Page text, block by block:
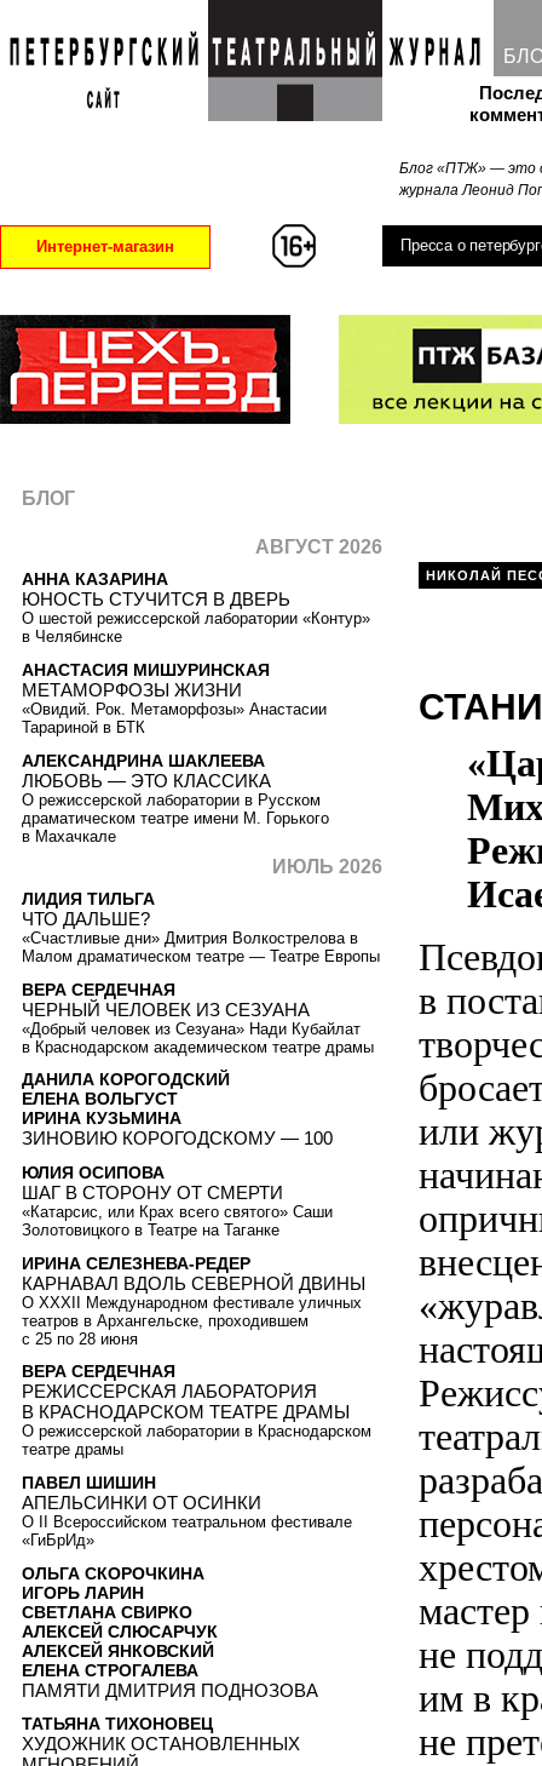
Блог «ПТЖ» — это
журнала Леонид
Интернет-магазин Пресса о
НИКОЛАЙ
в
или
мастер
не
им в
не
БЛОГ
АВГУСТ 2026
АННА КАЗАРИНА
ЮНОСТЬ СТУЧИТСЯ В ДВЕРЬ
О шестой режиссерской лаборатории «Контур»
в Челябинске
АНАСТАСИЯ МИШУРИНСКАЯ
МЕТАМОРФОЗЫ ЖИЗНИ
«Овидий. Рок. Метаморфозы» Анастасии
Тарариной в БТК
АЛЕКСАНДРИНА ШАКЛЕЕВА
ЛЮБОВЬ — ЭТО КЛАССИКА
О режиссерской лаборатории в Русском
драматическом театре имени М. Горького
в Махачкале
ИЮЛЬ 2026
ЛИДИЯ ТИЛЬГА
ЧТО ДАЛЬШЕ?
«Счастливые дни» Дмитрия Волкострелова в
Малом драматическом театре — Театре Европы
ВЕРА СЕРДЕЧНАЯ
ЧЕРНЫЙ ЧЕЛОВЕК ИЗ СЕЗУАНА
«Добрый человек из Сезуана» Нади Кубайлат
в Краснодарском академическом театре драмы
ДАНИЛА КОРОГОДСКИЙ
ЕЛЕНА ВОЛЬГУСТ
ИРИНА КУЗЬМИНА
ЗИНОВИЮ КОРОГОДСКОМУ — 100
ЮЛИЯ ОСИПОВА
ШАГ В СТОРОНУ ОТ СМЕРТИ
«Катарсис, или Крах всего святого» Саши
Золотовицкого в Театре на Таганке
ИРИНА СЕЛЕЗНЕВА-РЕДЕР
КАРНАВАЛ ВДОЛЬ СЕВЕРНОЙ ДВИНЫ
О XXXII Международном фестивале уличных
театров в Архангельске, проходившем
с 25 по 28 июня
ВЕРА СЕРДЕЧНАЯ
РЕЖИССЕРСКАЯ ЛАБОРАТОРИЯ
В КРАСНОДАРСКОМ ТЕАТРЕ ДРАМЫ
О режиссерской лаборатории в Краснодарском
театре драмы
ПАВЕЛ ШИШИН
АПЕЛЬСИНКИ ОТ ОСИНКИ
О II Всероссийском театральном фестивале
«ГиБрИд»
ОЛЬГА СКОРОЧКИНА
ИГОРЬ ЛАРИН
СВЕТЛАНА СВИРКО
АЛЕКСЕЙ СЛЮСАРЧУК
АЛЕКСЕЙ ЯНКОВСКИЙ
ЕЛЕНА СТРОГАЛЕВА
ПАМЯТИ ДМИТРИЯ ПОДНОЗОВА
ТАТЬЯНА ТИХОНОВЕЦ
ХУДОЖНИК ОСТАНОВЛЕННЫХ